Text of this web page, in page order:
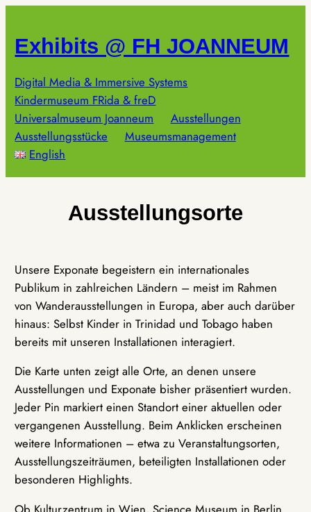
springen
Exhibits @ FH JOANNEUM
Digital Media & Immersive Systems
Kindermuseum FRida & freD
Universalmuseum Joanneum
Ausstellungen
Ausstellungsstücke
Museumsmanagement
English
Ausstellungsorte
Unsere Exponate begeistern ein internationales
Publikum in zahlreichen Ländern – meist im Rahmen
von Wanderausstellungen in Europa, aber auch darüber
hinaus: Selbst Kinder in Trinidad und Tobago haben
bereits mit unseren Installationen interagiert.
Die Karte unten zeigt alle Orte, an denen unsere
Ausstellungen und Exponate bisher präsentiert wurden.
Jeder Pin markiert einen Standort einer aktuellen oder
vergangenen Ausstellung. Beim Anklicken erscheinen
weitere Informationen – etwa zu Veranstaltungsorten,
Ausstellungszeiträumen, beteiligten Installationen oder
besonderen Highlights.